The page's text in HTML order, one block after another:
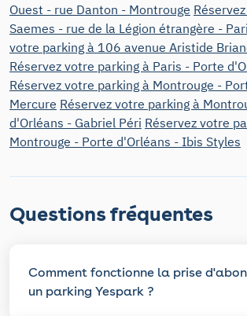
Ouest - rue Danton - Montrouge
Saemes - rue de la Légion étrangère -
votre parking à 106 avenue Aristide
Réservez votre parking à Paris - Porte
Réservez votre parking à Montrouge -
Mercure Réservez votre parking à
d'Orléans - Gabriel Péri Réservez votre
Montrouge - Porte d'Orléans - Ibis Styles
Questions fréquentes
Comment fonctionne la prise
un parking Yespark ?